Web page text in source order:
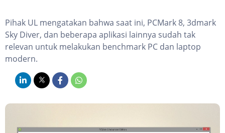
Pihak UL mengatakan bahwa saat ini, PCMark 8, 3dmark
Sky Diver, dan beberapa aplikasi lainnya sudah tak
relevan untuk melakukan benchmark PC dan laptop
modern.